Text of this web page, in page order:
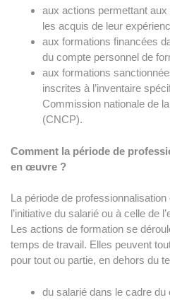
aux actions permettant
les acquis de leur
aux formations financées
du compte personnel de
aux formations
inscrites à l’inventaire
Commission nationale de
(CNCP).
Comment la période de
en œuvre ?
La période de
l’initiative du salarié ou à celle de
Les actions de formation se
temps de travail. Elles peuvent
pour tout ou partie, en dehors du
du salarié dans le cadre